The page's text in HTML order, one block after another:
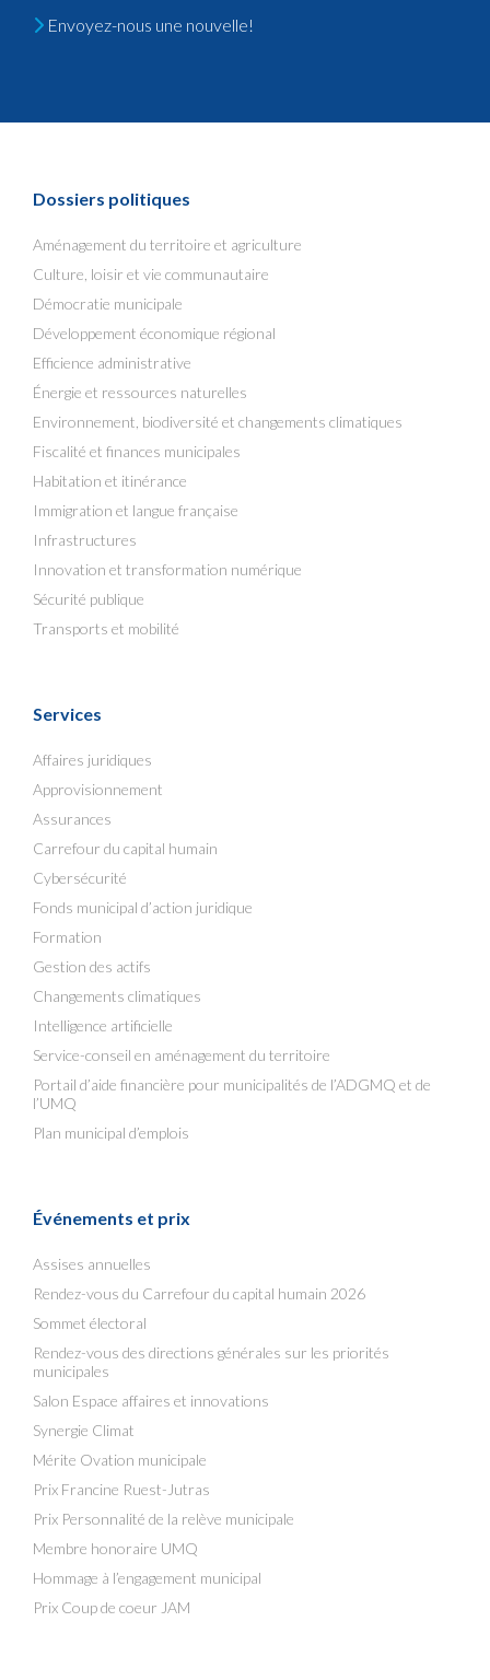
Envoyez-nous une nouvelle!
Dossiers politiques
Aménagement du territoire et agriculture
Culture, loisir et vie communautaire
Démocratie municipale
Développement économique régional
Efficience administrative
Énergie et ressources naturelles
Environnement, biodiversité et changements climatiques
Fiscalité et finances municipales
Habitation et itinérance
Immigration et langue française
Infrastructures
Innovation et transformation numérique
Sécurité publique
Transports et mobilité
Services
Affaires juridiques
Approvisionnement
Assurances
Carrefour du capital humain
Cybersécurité
Fonds municipal d’action juridique
Formation
Gestion des actifs
Changements climatiques
Intelligence artificielle
Service-conseil en aménagement du territoire
Portail d’aide financière pour municipalités de l’ADGMQ et de
l’UMQ
Plan municipal d’emplois
Événements et prix
Assises annuelles
Rendez-vous du Carrefour du capital humain 2026
Sommet électoral
Rendez-vous des directions générales sur les priorités
municipales
Salon Espace affaires et innovations
Synergie Climat
Mérite Ovation municipale
Prix Francine Ruest-Jutras
Prix Personnalité de la relève municipale
Membre honoraire UMQ
Hommage à l’engagement municipal
Prix Coup de coeur JAM